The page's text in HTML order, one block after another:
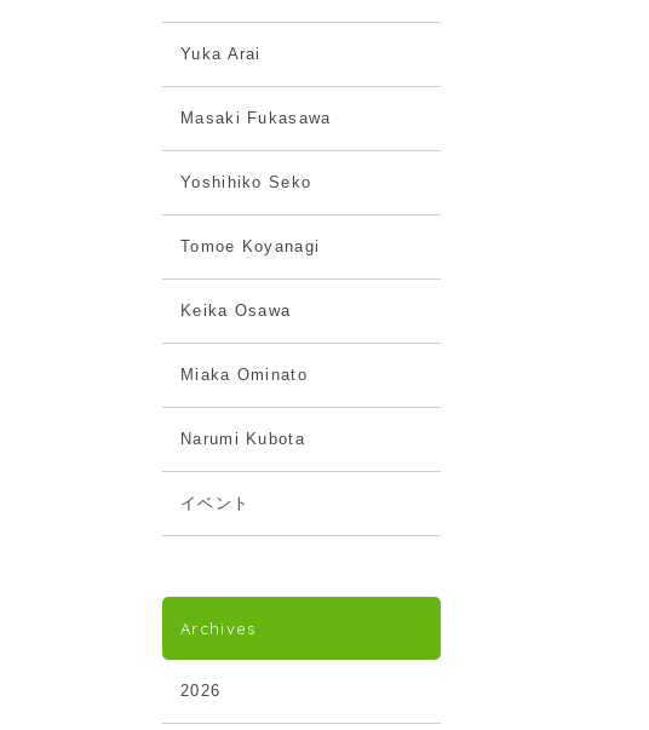
Yuka Arai
Masaki Fukasawa
Yoshihiko Seko
Tomoe Koyanagi
Keika Osawa
Miaka Ominato
Narumi Kubota
イベント
Archives
2026